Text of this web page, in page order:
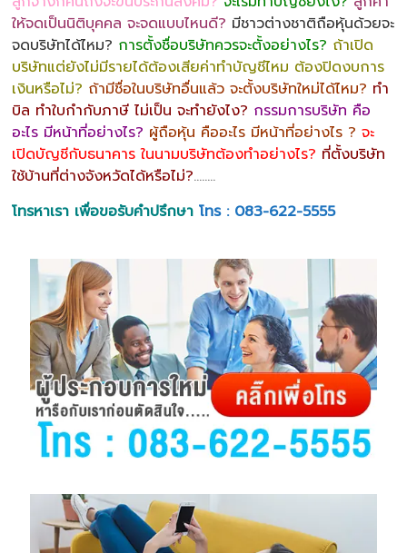
ให้จดเป็นนิติบุคคล จะจดแบบไหนดี? มีชาวต่างชาติถือหุ้นด้วยจะ
จดบริษัทได้ไหม? การตั้งชื่อบริษัทควรจะตั้งอย่างไร? ถ้าเปิด
บริษัทแต่ยังไม่มีรายได้ต้องเสียค่าทำบัญชีไหม ต้องปิดงบการ
เงินหรือไม่? ถ้ามีชื่อในบริษัทอื่นแล้ว จะตั้งบริษัทใหม่ได้ไหม? ทำ
บิล ทำใบกำกับภาษี ไม่เป็น จะทำยังไง? กรรมการบริษัท คือ
อะไร มีหน้าที่อย่างไร? ผู้ถือหุ้น คืออะไร มีหน้าที่อย่างไร ? จะ
เปิดบัญชีกับธนาคาร ในนามบริษัทต้องทำอย่างไร? ที่ตั้งบริษัท
ใช้บ้านที่ต่างจังหวัดได้หรือไม่?……..
โทรหาเรา เพื่อขอรับคำปรึกษา โทร : 083-622-5555